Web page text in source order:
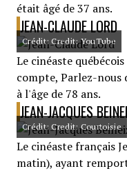
était âgé de 37 ans.
JEAN-CLAUDE LORD
Crédit: Credit: YouTube
Le cinéaste
compte, Parlez-nous
à l'âge de 78 ans.
JEAN-JACQUES
Crédit: Credit: Courtoisie
Le cinéaste français
matin), ayant